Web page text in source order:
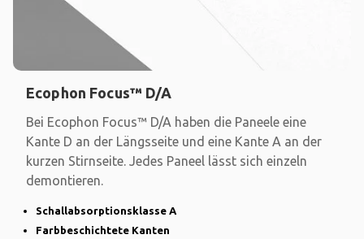
Ecophon Focus™ D/A
Bei Ecophon Focus™ D/A haben die Paneele eine
Kante D an der Längsseite und eine Kante A an der
kurzen Stirnseite. Jedes Paneel lässt sich einzeln
demontieren.
Schallabsorptionsklasse A
Farbbeschichtete Kanten